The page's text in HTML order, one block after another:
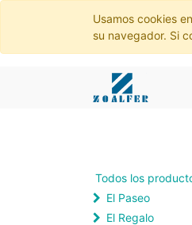
Usamos cookies
su navegador. Si
Todos los
El Paseo
El Regalo